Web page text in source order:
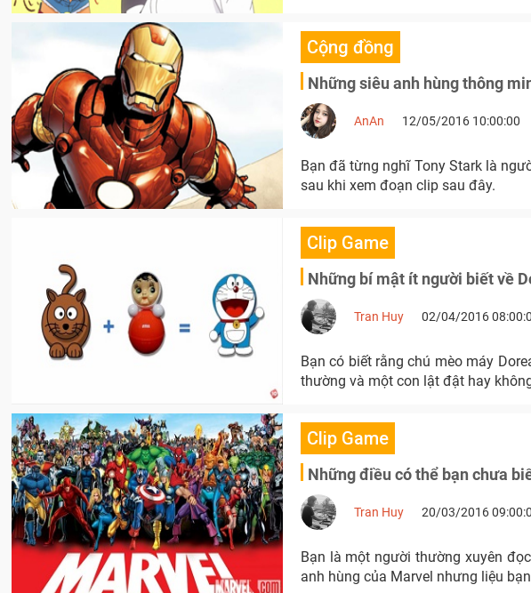
Cộng đồng
Những siêu anh hùng thông
AnAn 12/05/2016 10:00:00
Bạn đã từng nghĩ Tony Stark là
sau khi xem đoạn clip sau đây.
Clip Game
Những bí mật ít người biết về
Tran Huy 02/04/2016
Bạn có biết rằng chú mèo máy
thường và một con lật đật hay
Clip Game
Những điều có thể bạn chưa
Tran Huy 20/03/2016
Bạn là một người thường xuyên
anh hùng của Marvel nhưng liệu